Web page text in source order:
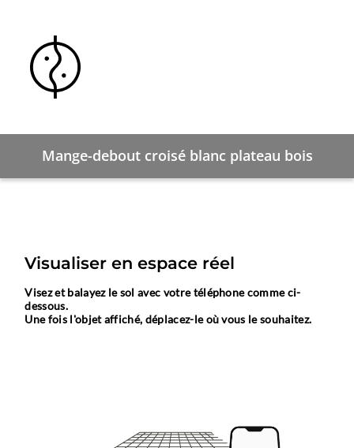
Mange-debout croisé blanc plateau bois
Visualiser en espace réel
Visez et balayez le sol avec votre téléphone comme ci-
dessous.
Une fois l'objet affiché, déplacez-le où vous le souhaitez.